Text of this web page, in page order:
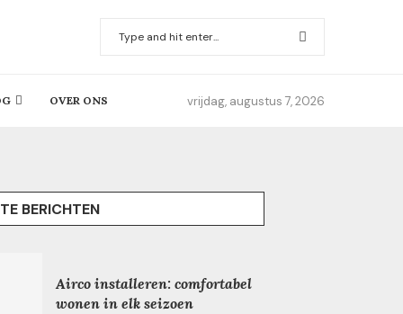
OVER ONS vrijdag, augustus 7, 2026
BERICHTEN
Airco installeren: comfortabel
wonen in elk seizoen